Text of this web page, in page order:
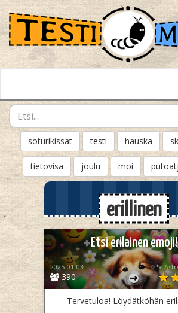
soturikissat testi hauska sk
tietovisa joulu moi
erillinen
Etsi erilainen emoji!
390
2025-01-03 ☆🐾
Tervetuloa! Löydätköhän